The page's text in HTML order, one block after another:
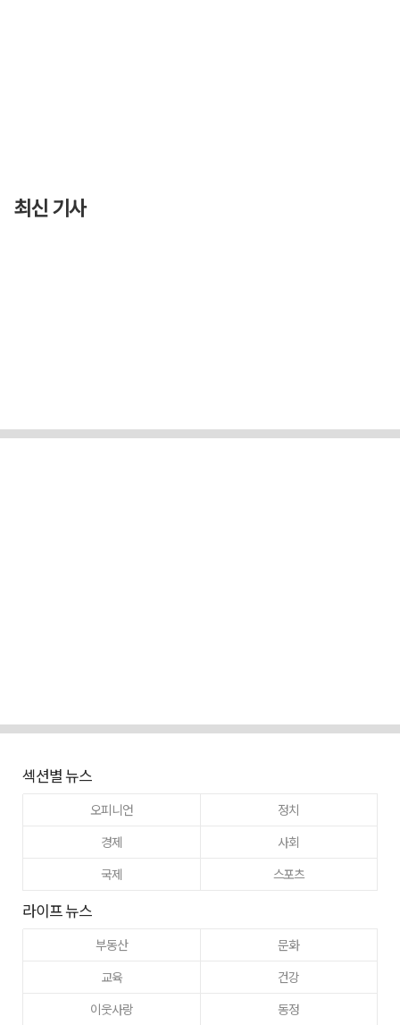
최신 기사
섹션별 뉴스
오피니언
정치
경제
사회
국제
스포츠
라이프 뉴스
부동산
문화
교육
건강
이웃사랑
동정